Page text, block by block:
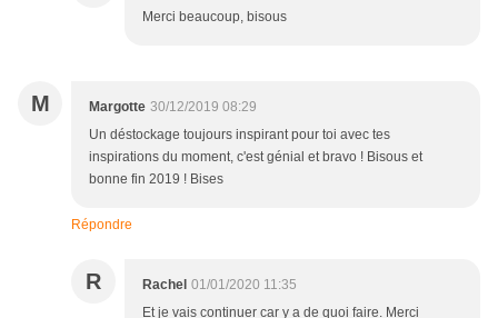
Merci beaucoup, bisous
M Margotte 30/12/2019 08:29
Un déstockage toujours inspirant pour toi avec tes
inspirations du moment, c'est génial et bravo ! Bisous et
bonne fin 2019 ! Bises
Répondre
R Rachel 01/01/2020 11:35
Et je vais continuer car y a de quoi faire. Merci